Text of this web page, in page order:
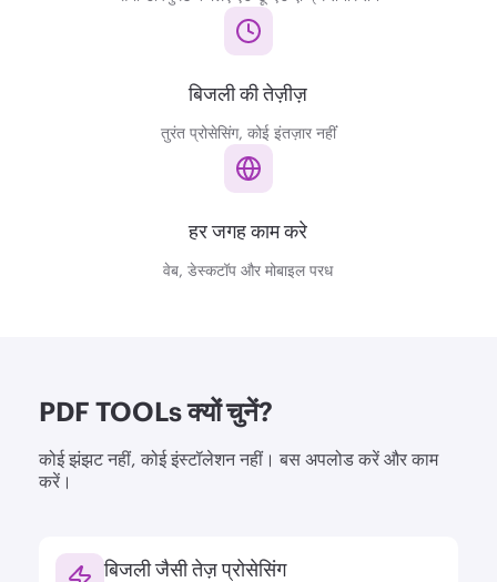
बिजली की तेज़ीज़
तुरंत प्रोसेसिंग, कोई इंतज़ार नहींं
हर जगह काम करे
वेब, डेस्कटॉप और मोबाइल परध
PDF TOOLs क्यों चुनें?
कोई झंझट नहीं, कोई इंस्टॉलेशन नहीं। बस अपलोड करें और काम
करें।
बिजली जैसी तेज़ प्रोसेसिंग